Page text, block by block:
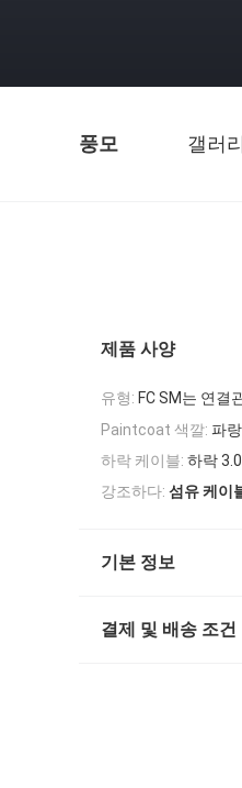
풍모 갤러리
제품 사양
유형: FC SM는 연결
Paintcoat 색깔: 파
하락 케이블: 하락
강조하다: 섬유 케이
기본 정보
결제 및 배송 조건